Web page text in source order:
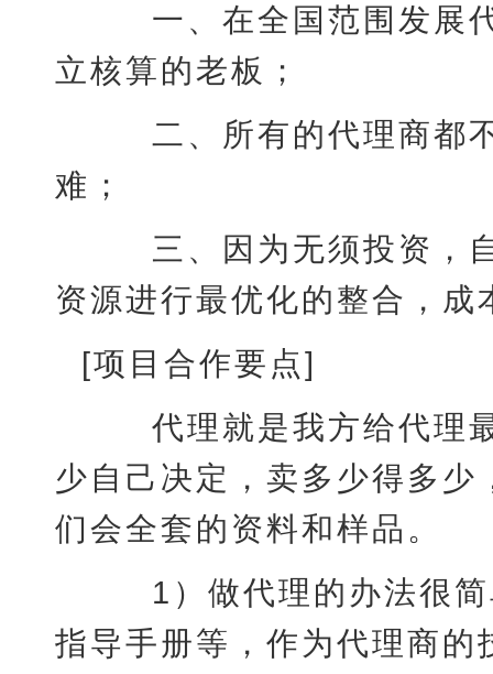
一、在全国范围发展代
立核算的老板；
二、所有的代理商都不
难；
三、因为无须投资，自
资源进行最优化的整合，
[项目合作要点]
代理就是我方给代理最
少自己决定，卖多少得多
们会全套的资料和样品。
1）做代理的办法很简
指导手册等，作为代理商